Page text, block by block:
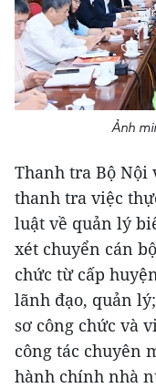
Ảnh
Thanh tra Bộ Nội
thanh tra việc
luật về quản lý
xét chuyển cán
chức từ cấp
lãnh đạo, quản
sơ công chức và
công tác chuyên
hành chính nhà